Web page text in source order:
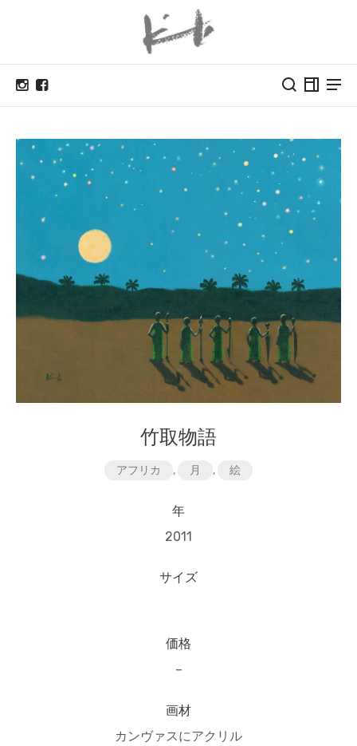
竹取物語
アフリカ , 月 , 絵
年
2011
サイズ
価格
–
画材
カンヴァスにアクリル